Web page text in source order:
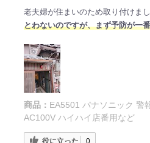
老夫婦が住まいのため取り付けまし
とわないのですが、まず予防が一
商品： EA5501 パナソニック 警
AC100V ハイハイ店番用など
役に立った 0